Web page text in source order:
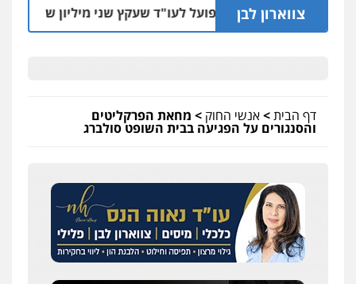
צווארון לבן
מאסר בפועל לעו"ד שעקץ שני מיליון שקל על דירה
דף הבית>אנשי החוק > מחאת הפרקליטים
והסנגורים על הפגיעה בבית השופט סולברג